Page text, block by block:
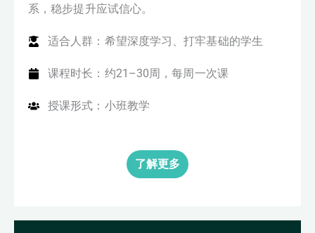
系，稳步提升应试信心。
适合人群：希望深度学习、打牢基础的学生
课程时长：约21–30周，每周一次课
授课形式：小班教学
了解更多